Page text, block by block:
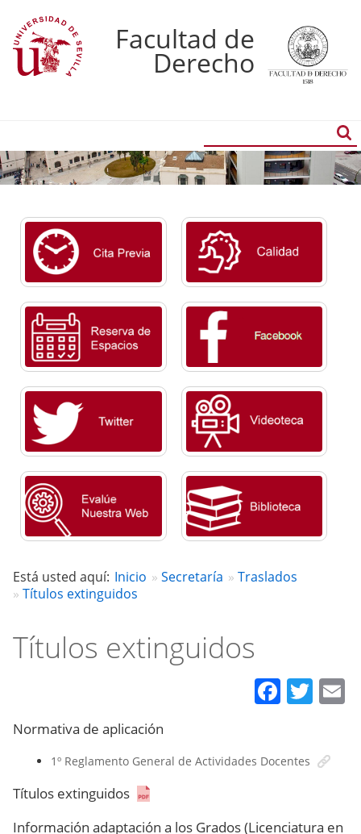
Facultad de
Derecho
Está usted aquí: Inicio Secretaría
Traslados
Títulos extinguidos
Títulos extinguidos
Normativa de aplicación
1º Reglamento General de Actividades Docentes
Títulos extinguidos
Información adaptación a los Grados (Licenciatura en